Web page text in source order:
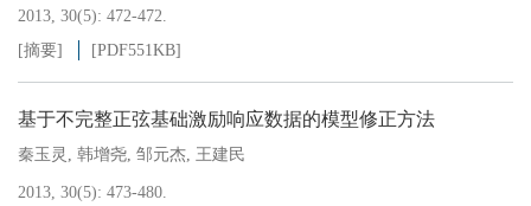
2013, 30(5): 472-472.
[摘要]
[PDF551KB]
基于不完整正弦基础激励响应数据的模型修正方法
秦玉灵 , 韩增尧, 邹元杰, 王建民
2013, 30(5): 473-480.